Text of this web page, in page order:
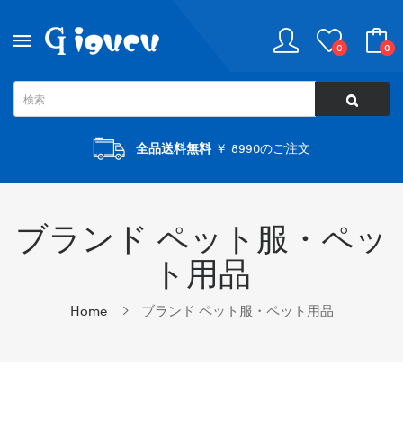
0 0
全品送料無料￥ 8990のご注文
ブランド ペット服・ペッ
ト用品
Home ブランド ペット服・ペット用品